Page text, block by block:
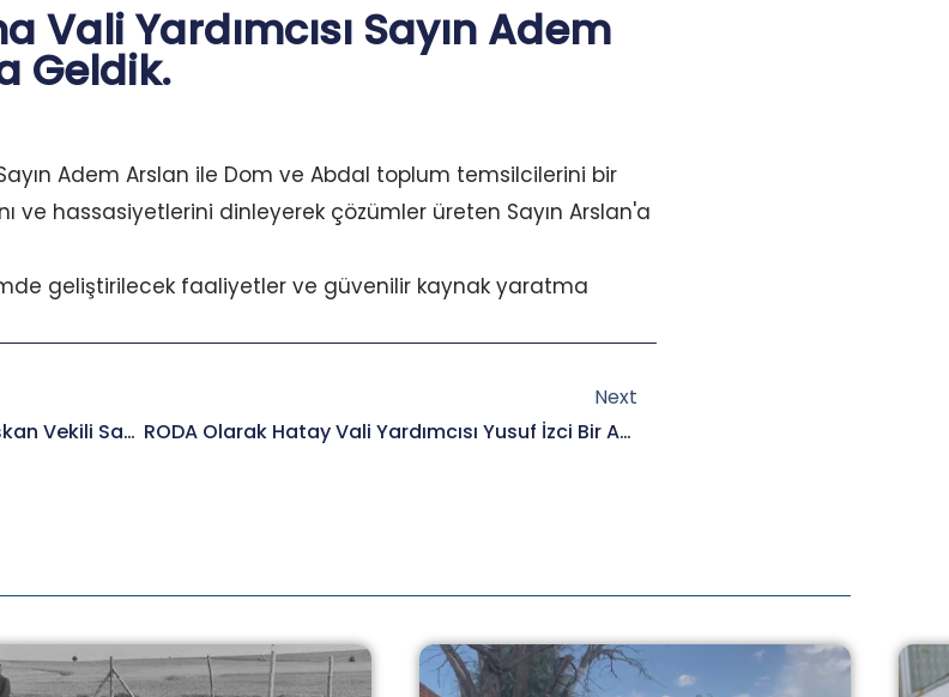
Vali Yardımcısı Sayın Adem
Geldik.
Sayın Adem Arslan ile Dom ve Abdal toplum temsilcilerini bir
ve hassasiyetlerini dinleyerek çözümler üreten Sayın Arslan'a
geliştirilecek faaliyetler ve güvenilir kaynak yaratma
Gaziantep Büyükşehir Belediyesi Başkan Vekili Sayın Mustafa Tuna’yı Ziyaret Ettik.
Next
RODA Olarak Hatay Vali Yardımcısı Yusuf İzci Bir Araya Geldik.